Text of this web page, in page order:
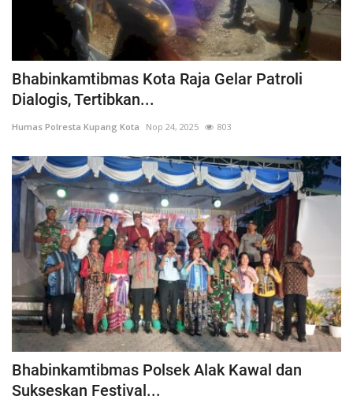
Bhabinkamtibmas Kota Raja Gelar Patroli
Dialogis, Tertibkan...
Humas Polresta Kupang Kota Nop 24, 2025 803
Bhabinkamtibmas Polsek Alak Kawal dan
Sukseskan Festival...